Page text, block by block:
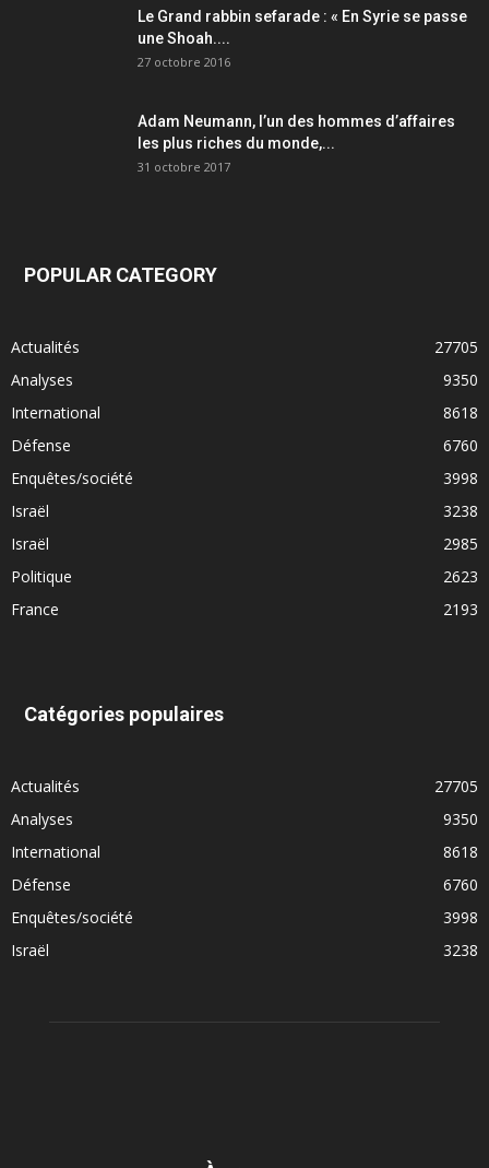
Le Grand rabbin sefarade : « En Syrie se passe
une Shoah....
27 octobre 2016
Adam Neumann, l’un des hommes d’affaires
les plus riches du monde,...
31 octobre 2017
POPULAR CATEGORY
Actualités
27705
Analyses
9350
International
8618
Défense
6760
Enquêtes/société
3998
Israël
3238
Israël
2985
Politique
2623
France
2193
Catégories populaires
Actualités
27705
Analyses
9350
International
8618
Défense
6760
Enquêtes/société
3998
Israël
3238